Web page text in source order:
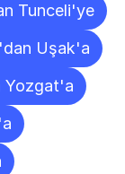
Tunceli'ye
Uşak'a
Yozgat'a